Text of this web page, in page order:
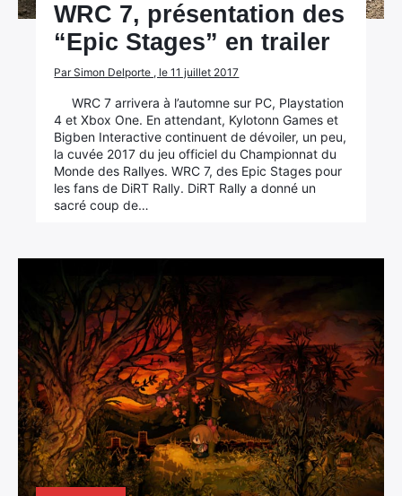
WRC 7, présentation des
“Epic Stages” en trailer
Par Simon Delporte , le 11 juillet 2017
WRC 7 arrivera à l’automne sur PC, Playstation
4 et Xbox One. En attendant, Kylotonn Games et
Bigben Interactive continuent de dévoiler, un peu,
la cuvée 2017 du jeu officiel du Championnat du
Monde des Rallyes. WRC 7, des Epic Stages pour
les fans de DiRT Rally. DiRT Rally a donné un
sacré coup de…